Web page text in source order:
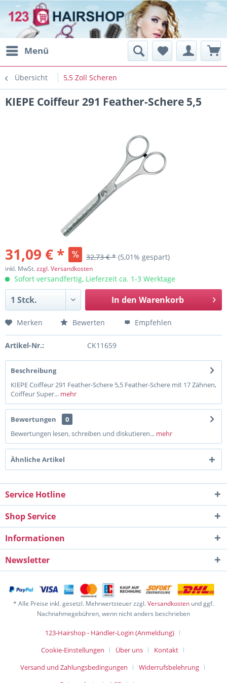
Menü
Übersicht 5,5 Zoll Scheren
KIEPE Coiffeur 291 Feather-Schere 5,5
31,09 € * 32,73 € * (5,01% gespart)
inkl. MwSt.zzgl. Versandkosten
Sofort versandfertig, Lieferzeit ca. 1-3 Werktage
In den Warenkorb
Merken Bewerten Empfehlen
Artikel-Nr.: CK11659
Beschreibung
KIEPE Coiffeur 291 Feather-Schere 5,5 Feather-Schere mit 17 Zähnen,
Coiffeur Super... mehr
Bewertungen
0
Bewertungen lesen, schreiben und diskutieren... mehr
Ähnliche Artikel
Service Hotline
Shop Service
Informationen
Newsletter
* Alle Preise inkl. gesetzl. Mehrwertsteuer zzgl.Versandkosten und ggf.
Nachnahmegebühren, wenn nicht anders beschrieben
123-Hairshop - Händler-Login (Anmeldung)
Cookie-Einstellungen
Über uns
Kontakt
Versand und Zahlungsbedingungen
Widerrufsbelehrung